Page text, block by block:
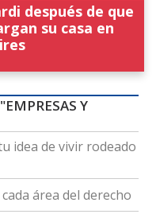
después de que
su casa en
Y
idea de vivir rodeado
área del derecho